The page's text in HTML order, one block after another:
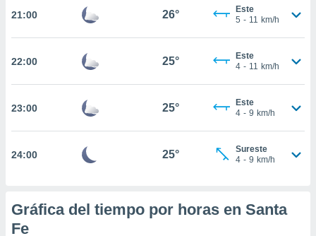
similares
como
IP
posible
en
su
21:00 26°
Este
5 - 11 km/h
22:00 25°
Este
4 - 11 km/h
23:00 25°
Este
4 - 9 km/h
24:00 25°
Sureste
4 - 9 km/h
Gráfica del tiempo por horas en Santa
Fe